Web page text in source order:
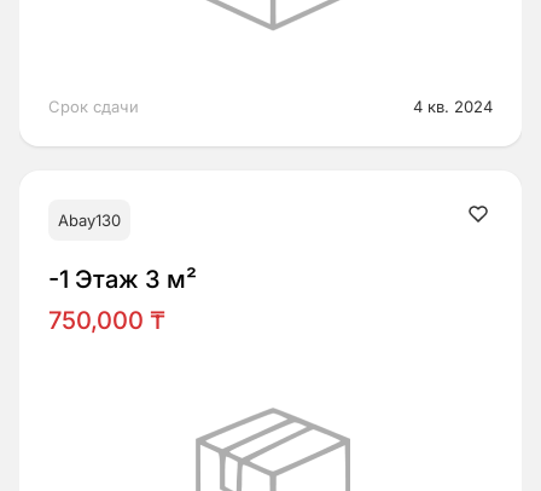
Срок сдачи 4 кв. 2024
Abay130
-1 Этаж 3 м²
750,000 ₸